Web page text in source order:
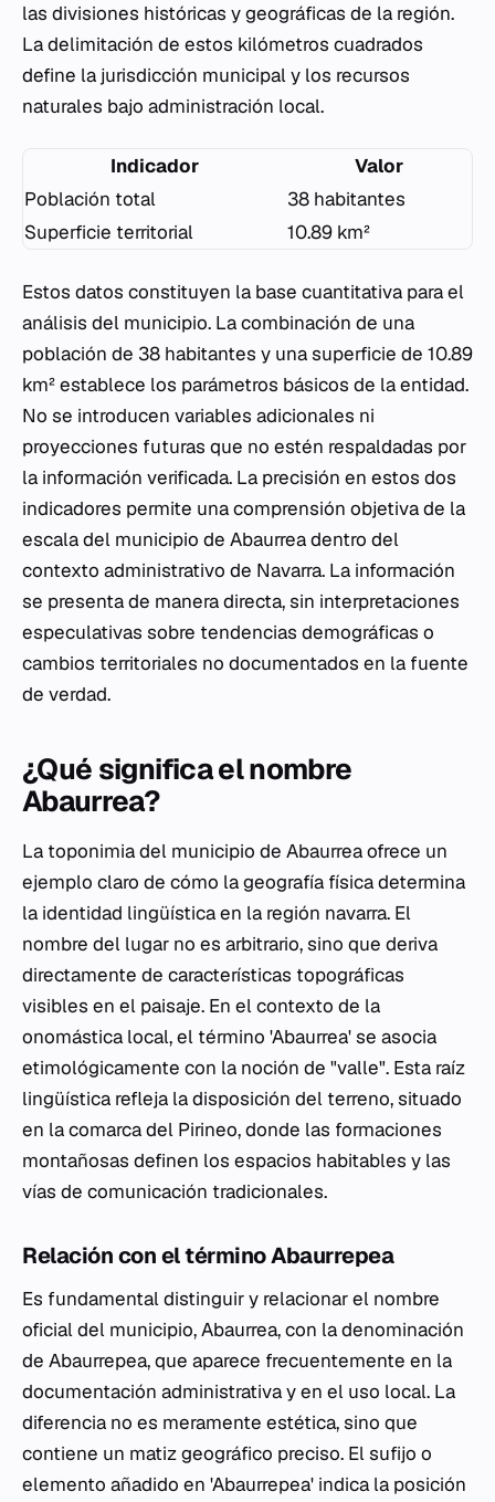
las divisiones históricas y geográficas de la región.
La delimitación de estos kilómetros cuadrados
define la jurisdicción municipal y los recursos
naturales bajo administración local.
Indicador
Valor
Población total
38 habitantes
Superficie territorial
10.89 km²
Estos datos constituyen la base cuantitativa para el
análisis del municipio. La combinación de una
población de 38 habitantes y una superficie de 10.89
km² establece los parámetros básicos de la entidad.
No se introducen variables adicionales ni
proyecciones futuras que no estén respaldadas por
la información verificada. La precisión en estos dos
indicadores permite una comprensión objetiva de la
escala del municipio de Abaurrea dentro del
contexto administrativo de Navarra. La información
se presenta de manera directa, sin interpretaciones
especulativas sobre tendencias demográficas o
cambios territoriales no documentados en la fuente
de verdad.
¿Qué significa el nombre
Abaurrea?
La toponimia del municipio de Abaurrea ofrece un
ejemplo claro de cómo la geografía física determina
la identidad lingüística en la región navarra. El
nombre del lugar no es arbitrario, sino que deriva
directamente de características topográficas
visibles en el paisaje. En el contexto de la
onomástica local, el término 'Abaurrea' se asocia
etimológicamente con la noción de "valle". Esta raíz
lingüística refleja la disposición del terreno, situado
en la comarca del Pirineo, donde las formaciones
montañosas definen los espacios habitables y las
vías de comunicación tradicionales.
Relación con el término Abaurrepea
Es fundamental distinguir y relacionar el nombre
oficial del municipio, Abaurrea, con la denominación
de Abaurrepea, que aparece frecuentemente en la
documentación administrativa y en el uso local. La
diferencia no es meramente estética, sino que
contiene un matiz geográfico preciso. El sufijo o
elemento añadido en 'Abaurrepea' indica la posición